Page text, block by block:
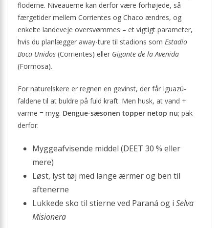
floderne. Niveauerne kan derfor være forhøjede, så
færgetider mellem Corrientes og Chaco ændres, og
enkelte landeveje oversvømmes – et vigtigt parameter,
hvis du planlægger away-ture til stadions som Estadio
Boca Unidos (Corrientes) eller Gigante de la Avenida
(Formosa).
For naturelskere er regnen en gevinst, der får Iguazú-
faldene til at buldre på fuld kraft. Men husk, at vand +
varme = myg. Dengue-sæsonen topper netop nu; pak
derfor:
Mygge­afvisende middel (DEET 30 % eller
mere)
Løst, lyst tøj med lange ærmer og ben til
aftenerne
Lukkede sko til stierne ved Paraná og i Selva
Misionera